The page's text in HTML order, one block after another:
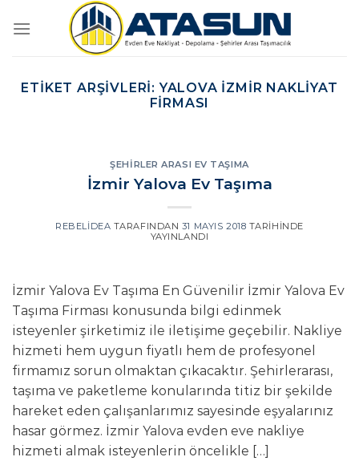
atla
ETIKET ARŞIVLERI:YALOVA İZMIR NAKLIYAT
FIRMASI
ŞEHIRLER ARASI EV TAŞIMA
İzmir Yalova Ev Taşıma
REBELIDEA TARAFINDAN 31 MAYIS 2018 TARIHINDE
YAYINLANDI
İzmir Yalova Ev Taşıma En Güvenilir İzmir Yalova Ev
Taşıma Firması konusunda bilgi edinmek
isteyenler şirketimiz ile iletişime geçebilir. Nakliye
hizmeti hem uygun fiyatlı hem de profesyonel
firmamız sorun olmaktan çıkacaktır. Şehirlerarası,
taşıma ve paketleme konularında titiz bir şekilde
hareket eden çalışanlarımız sayesinde eşyalarınız
hasar görmez. İzmir Yalova evden eve nakliye
hizmeti almak isteyenlerin öncelikle […]